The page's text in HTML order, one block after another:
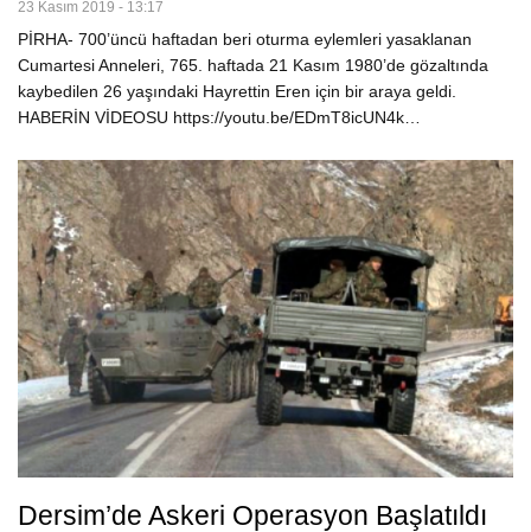
23 Kasım 2019 - 13:17
PİRHA- 700’üncü haftadan beri oturma eylemleri yasaklanan
Cumartesi Anneleri, 765. haftada 21 Kasım 1980’de gözaltında
kaybedilen 26 yaşındaki Hayrettin Eren için bir araya geldi.
HABERİN VİDEOSU https://youtu.be/EDmT8icUN4k…
Dersim’de Askeri Operasyon Başlatıldı